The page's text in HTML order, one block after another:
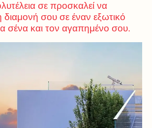
σε προσκαλεί να
διαμονή σου σε έναν εξωτικό
σένα και τον αγαπημένο σου.